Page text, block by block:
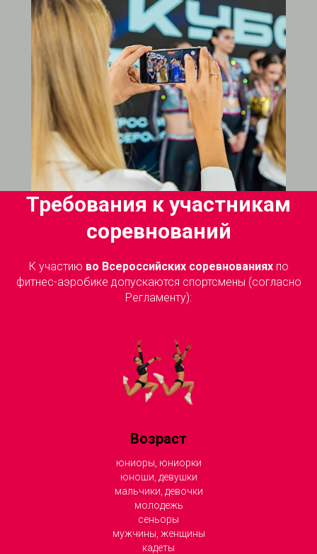
Требования к участникам
соревнований
К участию во Всероссийских соревнованияхпо
фитнес-аэробике допускаются спортсмены (согласно
Регламенту):
Возраст
юниоры, юниорки
юноши, девушки
мальчики, девочки
молодежь
сеньоры
мужчины, женщины
кадеты